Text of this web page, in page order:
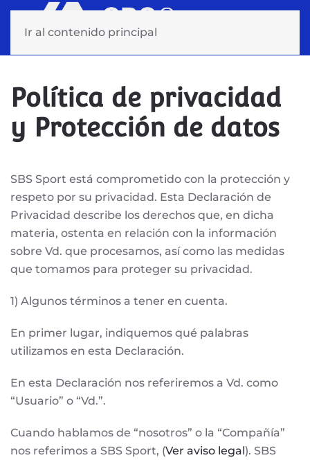
Ir al contenido principal
Política de privacidad
y Protección de datos
SBS Sport está comprometido con la protección y
respeto por su privacidad. Esta Declaración de
Privacidad describe los derechos que, en dicha
materia, ostenta en relación con la información
sobre Vd. que procesamos, así como las medidas
que tomamos para proteger su privacidad.
1) Algunos términos a tener en cuenta.
En primer lugar, indiquemos qué palabras
utilizamos en esta Declaración.
En esta Declaración nos referiremos a Vd. como
“Usuario” o “Vd.”.
Cuando hablamos de “nosotros” o la “Compañía”
nos referimos a SBS Sport, (Ver aviso legal). SBS